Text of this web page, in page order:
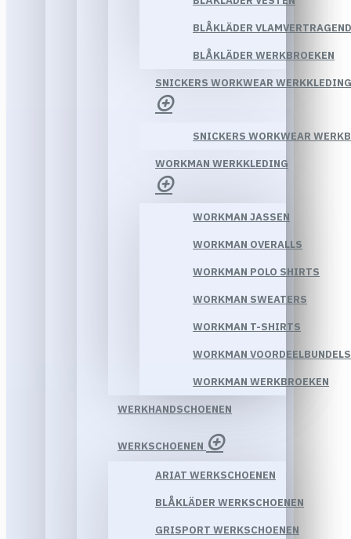
BLÅKLÄDER
BLÅKLÄDER WERKBROEKEN
SNICKERS WORKWEAR WERKKLEDING
SNICKERS WORKWEAR
WORKMAN WERKKLEDING
WORKMAN JASSEN
WORKMAN OVERALLS
WORKMAN POLO SHIRTS
WORKMAN SWEATERS
WORKMAN T-SHIRTS
WORKMAN VOORDEELBUNDELS
WORKMAN WERKBROEKEN
WERKHANDSCHOENEN
WERKSCHOENEN
ARIAT WERKSCHOENEN
BLÅKLÄDER WERKSCHOENEN
GRISPORT WERKSCHOENEN